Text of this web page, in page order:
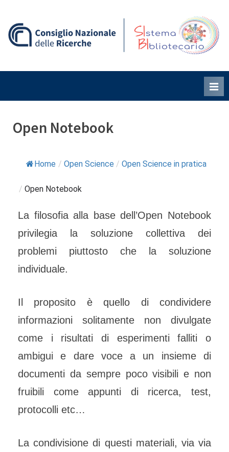
content
i
Open Notebook
Home / Open Science / Open Science in pratica
/ Open Notebook
La filosofia alla base dell’Open Notebook
privilegia la soluzione collettiva dei
problemi piuttosto che la soluzione
individuale.
Il proposito è quello di condividere
informazioni solitamente non divulgate
come i risultati di esperimenti falliti o
ambigui e dare voce a un insieme di
documenti da sempre poco visibili e non
fruibili come appunti di ricerca, test,
protocolli etc…
La condivisione di questi materiali, via via